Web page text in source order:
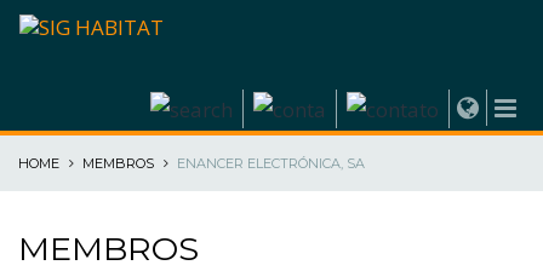
HOME MEMBROS ENANCER ELECTRÓNICA, SA
MEMBROS